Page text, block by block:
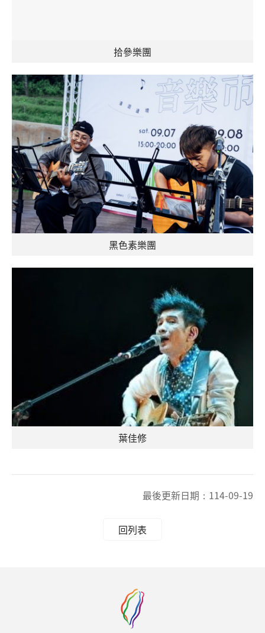
拾參樂團
黑色素樂團
葉佳修
最後更新日期： 114-09-19
回列表